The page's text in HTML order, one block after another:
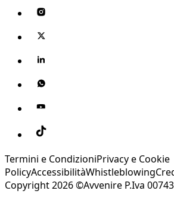
Termini e CondizioniPrivacy e Cookie
PolicyAccessibilitàWhistleblowing
Copyright 2026 ©Avvenire P.Iva